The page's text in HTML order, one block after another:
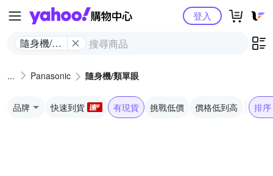
Yahoo購物中心
隨身機/類
登入
Panasonic 隨身機/類單眼
品牌 快速到貨 有現貨 挑戰低價 價格低到高 排序